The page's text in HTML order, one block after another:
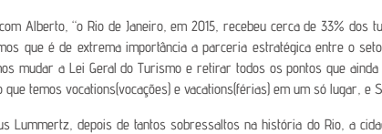
Alberto, “o Rio de Janeiro, em 2015, recebeu cerca de 33%
que é de extrema importância a parceria estratégica entre o
mudar a Lei Geral do Turismo e retirar todos os pontos que
que temos vocations(vocações) e vacations(férias) em um só lugar, e
Lummertz, depois de tantos sobressaltos na história do Rio, a